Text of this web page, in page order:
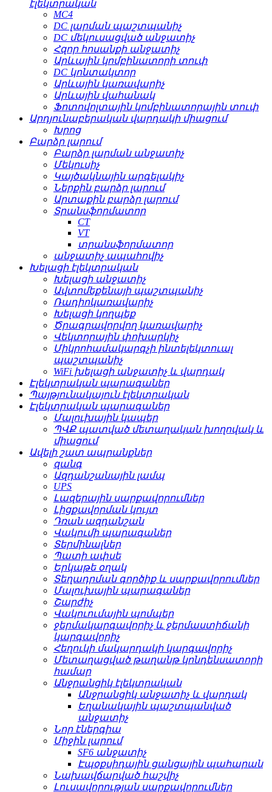
էլեկտրական
MC4
DC լարման պաշտպանիչ
DC մեկուսացված անջատիչ
Հզոր հոսանքի անջատիչ
Արևային կոմբինատորի տուփ
DC կոնտակտոր
Արևային կառավարիչ
Արևային վահանակ
Ֆոտովոլտային կոմբինատորային տուփ
Արդյունաբերական վարդակի միացում
Խրոց
Բարձր լարում
Բարձր լարման անջատիչ
Մեկուսիչ
Կայծակնային արգելակիչ
Ներքին բարձր լարում
Արտաքին բարձր լարում
Տրանսֆորմատոր
CT
VT
տրանսֆորմատոր
անջատիչ ապահովիչ
Խելացի էլեկտրական
Խելացի անջատիչ
Ավտոմեքենայի պաշտպանիչ
Ռադիոկառավարիչ
Խելացի կողպեք
Ծրագրավորվող կառավարիչ
Վեկտորային փոխարկիչ
Միկրոհամակարգչի ինտելեկտուալ
պաշտպանիչ
WiFi խելացի անջատիչ և վարդակ
Էլեկտրական պարագաներ
Պայթյունակայուն էլեկտրական
Էլեկտրական պարագաներ
Մալուխային կապեր
ՊՎՔ պատված մետաղական խողովակ և
միացում
Ավելի շատ ապրանքներ
զանգ
Ազդանշանային լամպ
UPS
Լազերային սարքավորումներ
Լիցքավորման կույտ
Դռան ազդանշան
Վակումի պարագաներ
Տերմինալներ
Պատի ափսե
Երկաթե օղակ
Տեղադրման գործիք և սարքավորումներ
Մալուխային պարագաներ
Շարժիչ
Վակուումային պոմպեր
ջերմակարգավորիչ և ջերմաստիճանի
կարգավորիչ
Հեղուկի մակարդակի կարգավորիչ
Մետաղացված թաղանթ կոնդենսատորի
համար
Անջրանցիկ էլեկտրական
Անջրանցիկ անջատիչ և վարդակ
Եղանակային պաշտպանված
անջատիչ
Նոր էներգիա
Միջին լարում
SF6 անջատիչ
Էպօքսիդային ցանցային պահարան
Նախավճարված հաշվիչ
Լուսավորության սարքավորումներ